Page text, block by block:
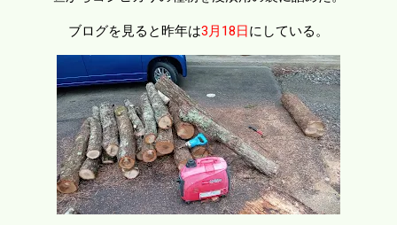
ブログを見ると昨年は3月18日にしている。